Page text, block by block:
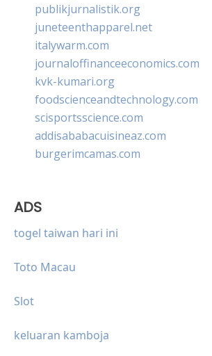
publikjurnalistik.org
juneteenthapparel.net
italywarm.com
journaloffinanceeconomics.com
kvk-kumari.org
foodscienceandtechnology.com
scisportsscience.com
addisababacuisineaz.com
burgerimcamas.com
ADS
togel taiwan hari ini
Toto Macau
Slot
keluaran kamboja